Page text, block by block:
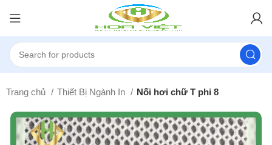
Trang chủ Thiết Bị Ngành In Nối hơi chữ T phi 8